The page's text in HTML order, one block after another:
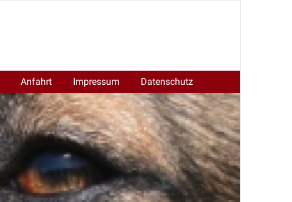
Anfahrt Impressum Datenschutz